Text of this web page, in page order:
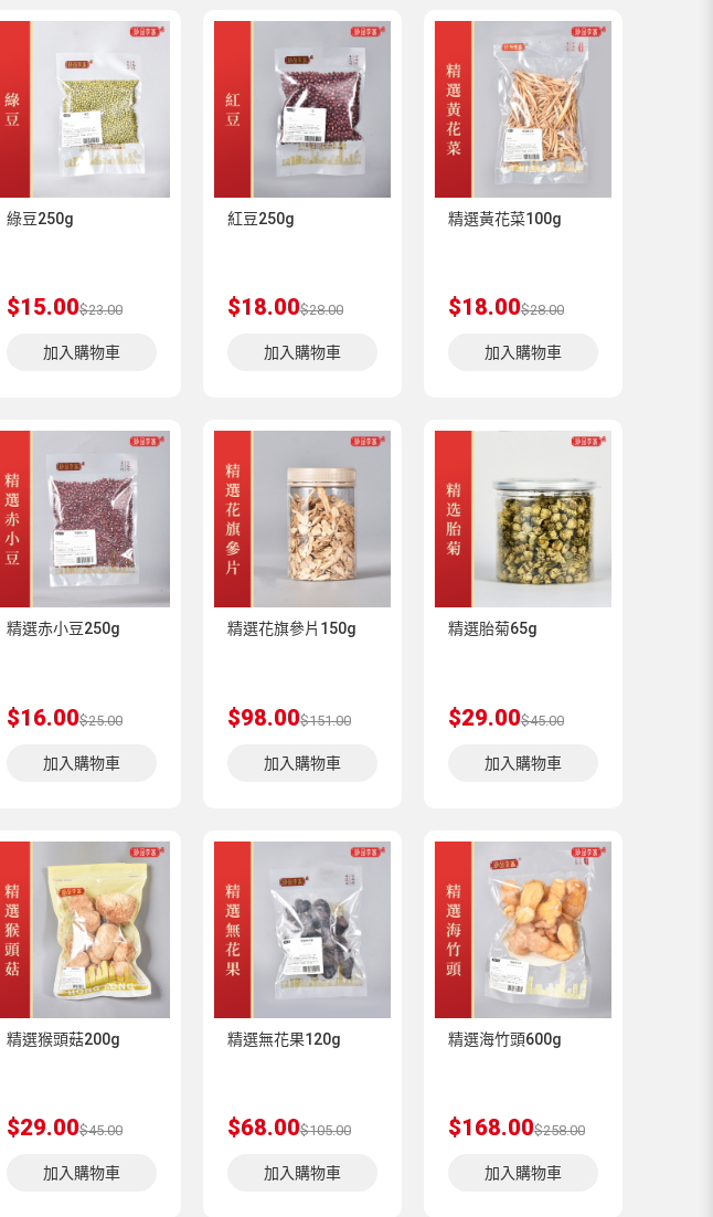
綠豆250g
$15.00$23.00
加入購物車
紅豆250g
$18.00$28.00
加入購物車
精選黃花菜100g
$18.00$28.00
加入購物車
精選赤小豆250g
$16.00$25.00
加入購物車
精選花旗參片150g
$98.00$151.00
加入購物車
精選胎菊65g
$29.00$45.00
加入購物車
精選猴頭菇200g
$29.00$45.00
加入購物車
精選無花果120g
$68.00$105.00
加入購物車
精選海竹頭600g
$168.00$258.00
加入購物車